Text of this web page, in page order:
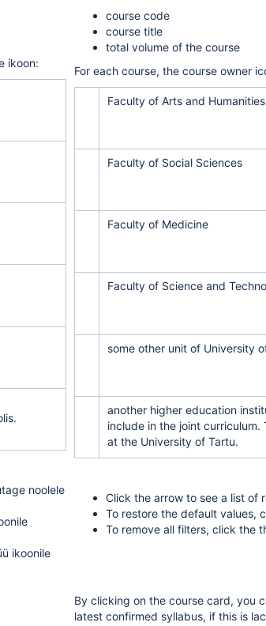
ikoon:
noolele
ikoonile
course code
course title
total volume of the course
For each course, the course owner
Faculty of Arts and Humanities
Faculty of Social Sciences
Faculty of Medicine
Faculty of Science and
some other unit of University
another higher education
include in the joint curriculum.
at the University of Tartu.
Click the arrow to see a list of
To restore the default values,
To remove all filters, click the
By clicking on the course card, you
latest confirmed syllabus, if this is